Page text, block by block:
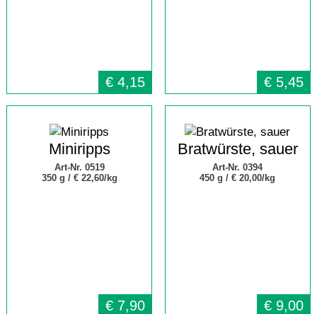
€ 4,15 € 5,45
Miniripps
Art-Nr. 0519
350 g / € 22,60/kg
€ 7,90
Bratwürste, sauer
Art-Nr. 0394
450 g /€ 20,00/kg
€ 9,00